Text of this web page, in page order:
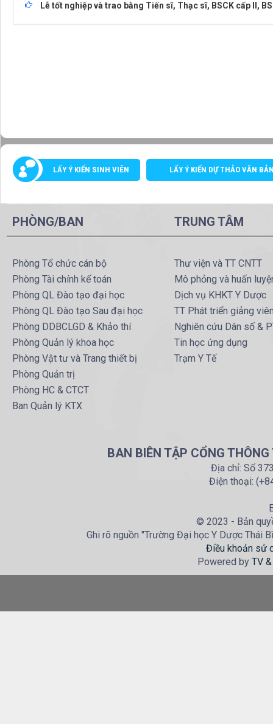
Lễ tốt nghiệp và trao bằng Tiến sĩ, Thạc sĩ, BSCK cấp II,
LẤY Ý KIẾN SINH VIÊN LẤY Ý KIẾN DỰ THẢO VĂN
PHÒNG/BAN
Phòng Tổ chức cán bộ
Phòng Tài chính kế toán
Phòng QL Đào tạo đại học
Phòng QL Đào tạo Sau đại học
Phòng DDBCLGD & Khảo thí
Phòng Quản lý khoa học
Phòng Vật tư và Trang thiết bị
Phòng Quản trị
Phòng HC & CTCT
Ban Quản lý KTX
TRUNG TÂM
Thư viện và TT CNTT
Mô phỏng và huấn
Dịch vụ KHKT Y Dược
TT Phát triển giảng
Nghiên cứu Dân số &
Tin học ứng dụng
Trạm Y Tế
BAN BIÊN TẬP CỔNG
Địa chỉ: Số
Điện thoại:
© 2023 - Bản
Ghi rõ nguồn "Trường Đại học Y Dược Thái
Điều khoản sử
Powered by TV